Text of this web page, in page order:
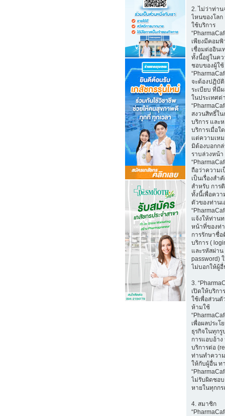
2. ไม่ว่าท่า
ไหนของโลก
ใช้บริการ
เพียงมีคอมพิ
เชื่อมต่ออินเ
ทั้งนี้อยู่ในค
ชอบของผู้ใช้
จะต้องปฏิบั
ระเบียบ ที่มี
ในประเทศต่
สงวนสิทธิ์ใน
บริการ และ
บริการเมื่อใ
แต่ความเห
มิต้องบอกก
ราบล่วงหน้า
ถือว่าความ
เป็นเรื่องสำ
สำหรับ การ
ทั้งนี้เพื่อควา
ตัวของท่านเ
แจ้งให้ท่าน
หน้าที่ของท่า
การรักษาชื่
บริการ (
และรหัสผ่าน
password)
ไม่บอกให้ผู้
3.
เปิดให้บริกา
ใช้เพื่อส่วนตั
ห้ามใช้
เพื่อผลประโ
ธุรกิจในทุก
การแอบอ้าง
บริการต่อ
ท่านทำควา
ให้กับผู้อื่น ท
ไม่รับผิดชอ
หายในทุกก
4. สมาชิก